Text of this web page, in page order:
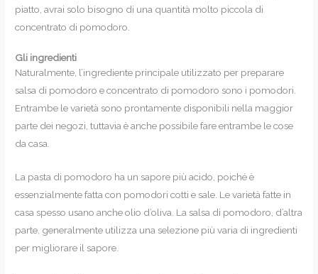
piatto, avrai solo bisogno di una quantità molto piccola di
concentrato di pomodoro.
Gli ingredienti
Naturalmente, l’ingrediente principale utilizzato per preparare
salsa di pomodoro e concentrato di pomodoro sono i pomodori.
Entrambe le varietà sono prontamente disponibili nella maggior
parte dei negozi, tuttavia è anche possibile fare entrambe le cose
da casa.
La pasta di pomodoro ha un sapore più acido, poiché è
essenzialmente fatta con pomodori cotti e sale. Le varietà fatte in
casa spesso usano anche olio d’oliva. La salsa di pomodoro, d’altra
parte, generalmente utilizza una selezione più varia di ingredienti
per migliorare il sapore.